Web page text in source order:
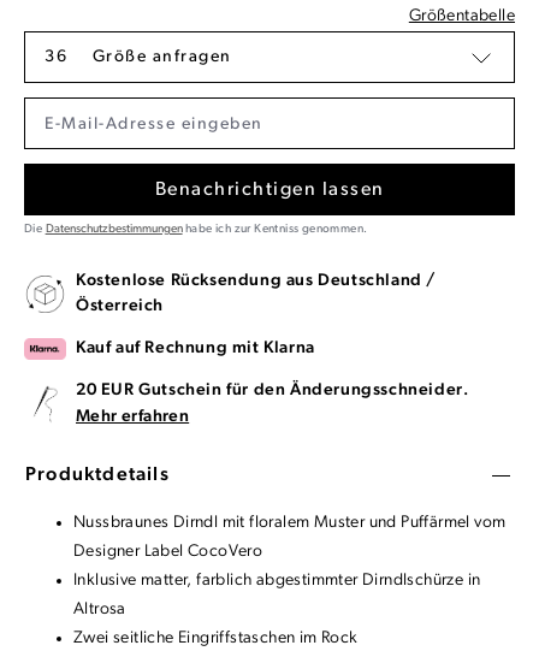
Größentabelle
36 Größe anfragen
Benachrichtigen lassen
Die Datenschutzbestimmungenhabe ich zur Kentniss genommen.
Kostenlose Rücksendung aus Deutschland /
Österreich
Kauf auf Rechnung mit Klarna
20 EUR Gutschein für den Änderungsschneider.
Mehr erfahren
Produktdetails
Nussbraunes Dirndl mit floralem Muster und Puffärmel vom
Designer Label CocoVero
Inklusive matter, farblich abgestimmter Dirndlschürze in
Altrosa
Zwei seitliche Eingriffstaschen im Rock